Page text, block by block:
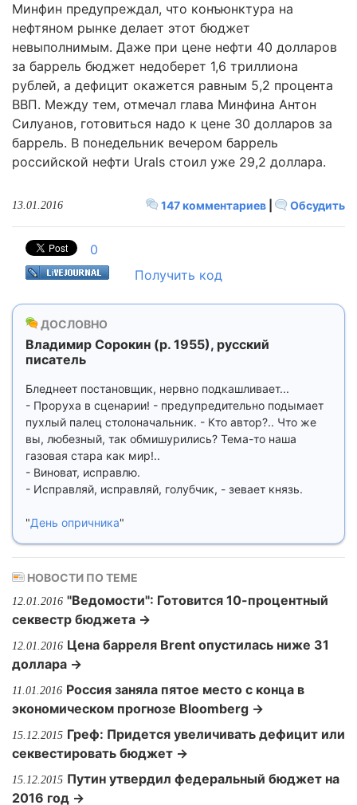
Минфин предупреждал, что конъюнктура на
нефтяном рынке делает этот бюджет
невыполнимым. Даже при цене нефти 40 долларов
за баррель бюджет недоберет 1,6 триллиона
рублей, а дефицит окажется равным 5,2 процента
ВВП. Между тем, отмечал глава Минфина Антон
Силуанов, готовиться надо к цене 30 долларов за
баррель. В понедельник вечером баррель
российской нефти Urals стоил уже 29,2 доллара.
147 комментариев Обсудить
13.01.2016
0
Получить код
ДОСЛОВНО
Владимир Сорокин (р. 1955), русский
писатель
Бледнеет постановщик, нервно подкашливает...
- Проруха в сценарии! - предупредительно подымает
пухлый палец столоначальник. - Кто автор?.. Что же
вы, любезный, так обмишурились? Тема-то наша
газовая стара как мир!..
- Виноват, исправлю.
- Исправляй, исправляй, голубчик, - зевает князь.
"День опричника"
НОВОСТИ ПО ТЕМЕ
12.01.2016 "Ведомости": Готовится 10-процентный
секвестр бюджета →
12.01.2016 Цена барреля Brent опустилась ниже 31
доллара →
11.01.2016 Россия заняла пятое место с конца в
экономическом прогнозе Bloomberg →
15.12.2015 Греф: Придется увеличивать дефицит или
секвестировать бюджет →
15.12.2015 Путин утвердил федеральный бюджет на
2016 год →